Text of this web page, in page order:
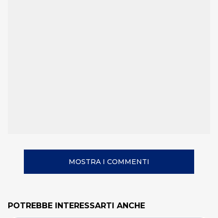
MOSTRA I COMMENTI
POTREBBE INTERESSARTI ANCHE